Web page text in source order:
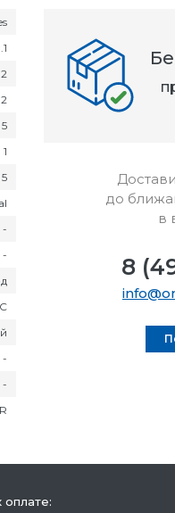
5
1
5
-
-
-
-
до
в
8